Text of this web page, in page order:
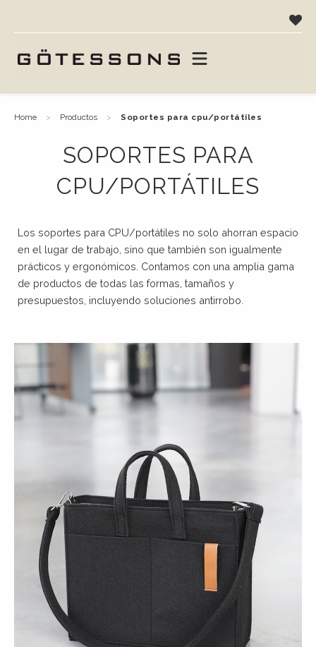
home productos soportes para cpu/portátiles
SOPORTES PARA
CPU/PORTÁTILES
Los soportes para CPU/portátiles no solo ahorran espacio
en el lugar de trabajo, sino que también son igualmente
prácticos y ergonómicos. Contamos con una amplia gama
de productos de todas las formas, tamaños y
presupuestos, incluyendo soluciones antirrobo.